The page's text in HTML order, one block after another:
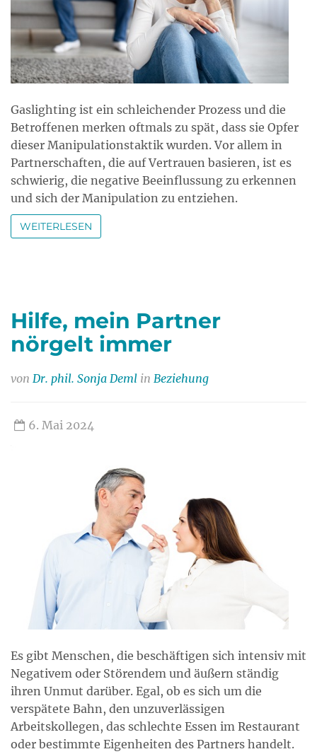
Gaslighting ist ein schleichender Prozess und die
Betroffenen merken oftmals zu spät, dass sie Opfer
dieser Manipulationstaktik wurden. Vor allem in
Partnerschaften, die auf Vertrauen basieren, ist es
schwierig, die negative Beeinflussung zu erkennen
und sich der Manipulation zu entziehen.
WEITERLESEN
Hilfe, mein Partner
nörgelt immer
von Dr. phil. Sonja Deml in Beziehung
6. Mai 2024
Es gibt Menschen, die beschäftigen sich intensiv mit
Negativem oder Störendem und äußern ständig
ihren Unmut darüber. Egal, ob es sich um die
verspätete Bahn, den unzuverlässigen
Arbeitskollegen, das schlechte Essen im Restaurant
oder bestimmte Eigenheiten des Partners handelt.